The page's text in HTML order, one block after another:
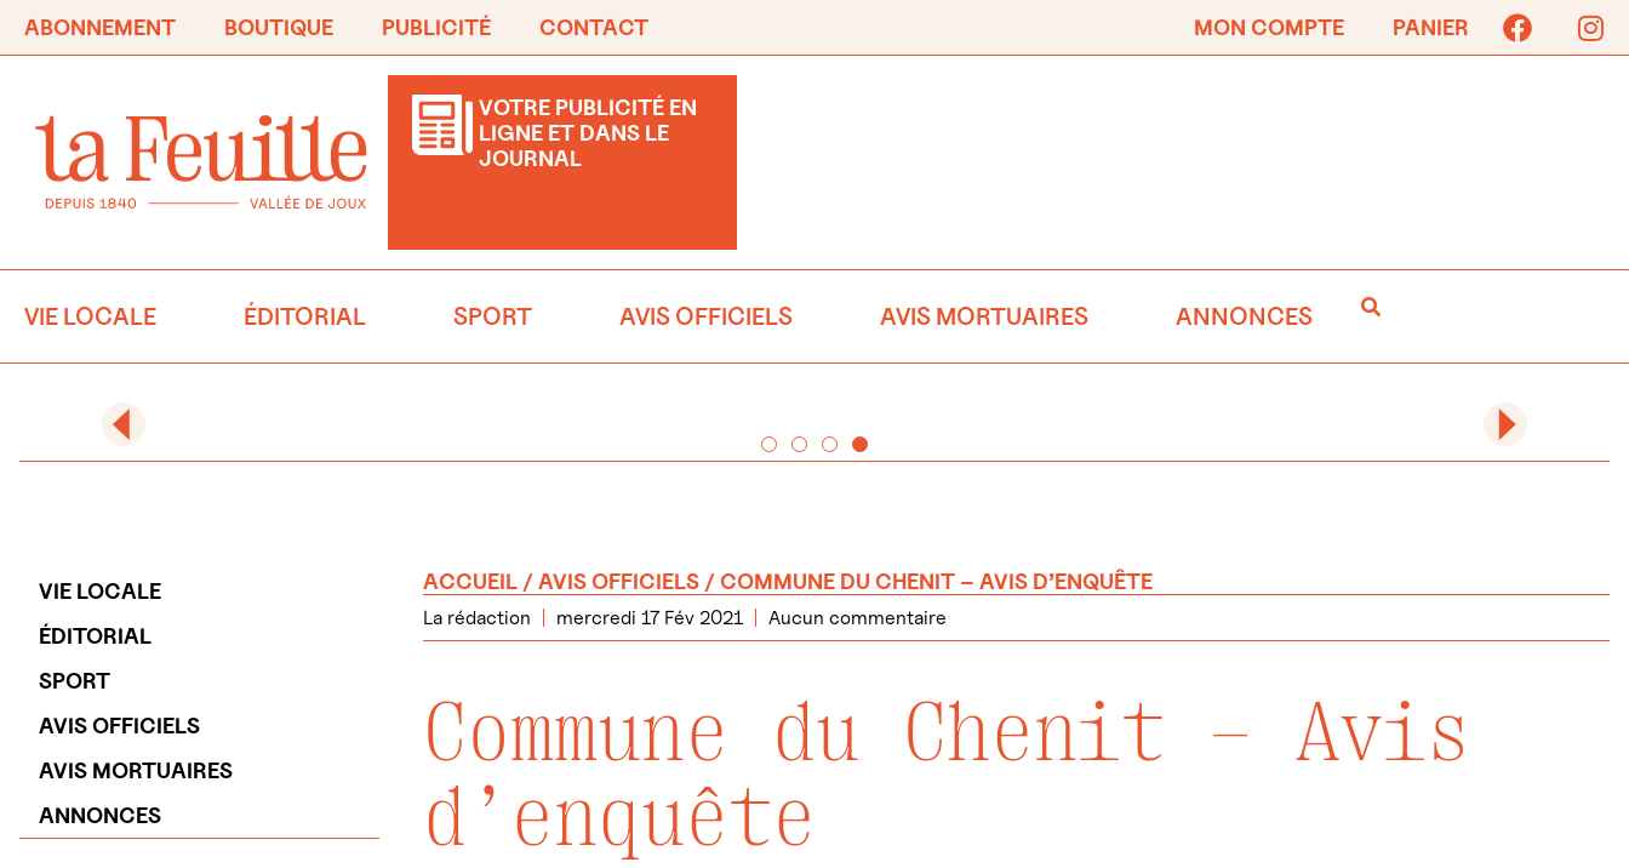
ABONNEMENT BOUTIQUE PUBLICITÉ CONTACT MON COMPTE PANIER
VOTRE PUBLICITÉ EN
LIGNE ET DANS LE
JOURNAL
VIE LOCALE ÉDITORIAL SPORT AVIS OFFICIELS AVIS MORTUAIRES ANNONCES
VIE LOCALE
ÉDITORIAL
SPORT
AVIS OFFICIELS
AVIS MORTUAIRES
ANNONCES
ACCUEIL /AVIS OFFICIELS / COMMUNE DU CHENIT – AVIS D’ENQUÊTE
La rédaction mercredi 17 Fév 2021 Aucun commentaire
Commune du Chenit – Avis
d’enquête